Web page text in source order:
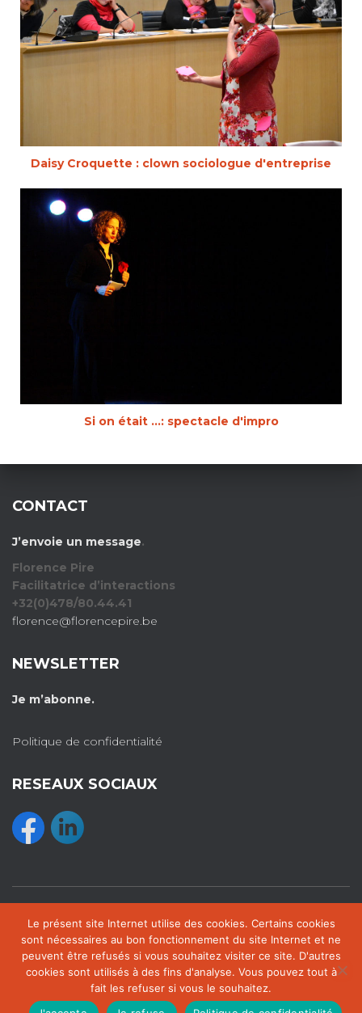
Daisy Croquette : clown sociologue d'entreprise
Si on était ...: spectacle d'impro
CONTACT
J’envoie un message.
Florence Pire
Facilitatrice d’interactions
+32(0)478/80.44.41
florence@florencepire.be
NEWSLETTER
Je m’abonne.
Politique de confidentialité
RESEAUX SOCIAUX
VOS DÉFIS MA PROPOSITION LES ATELIERS
LES INTERVENTIONS HUMORISTIQUES FLORENCE & CIE
Hestia | Développé parThemeIsle
Le présent site Internet utilise des cookies. Certains cookies
sont nécessaires au bon fonctionnement du site Internet et ne
peuvent être refusés si vous souhaitez visiter ce site. D'autres
cookies sont utilisés à des fins d'analyse. Vous pouvez tout à
fait les refuser si vous le souhaitez.